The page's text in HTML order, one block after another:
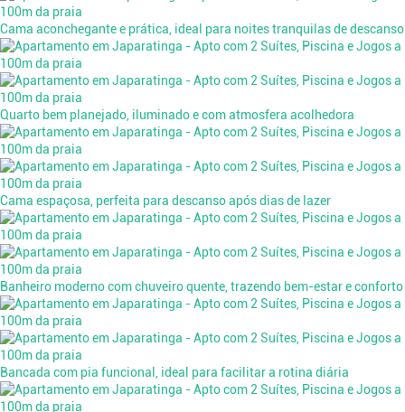
Cama aconchegante e prática, ideal para noites tranquilas de descanso
Quarto bem planejado, iluminado e com atmosfera acolhedora
Cama espaçosa, perfeita para descanso após dias de lazer
Banheiro moderno com chuveiro quente, trazendo bem-estar e conforto
Bancada com pia funcional, ideal para facilitar a rotina diária